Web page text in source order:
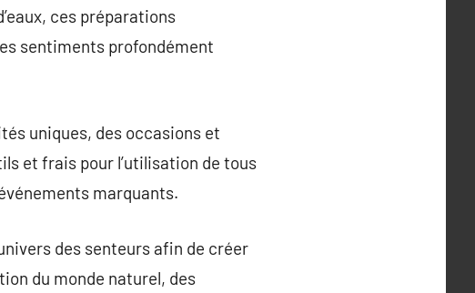
ces préparations
sentiments profondément
uniques, des occasions et
et frais pour l’utilisation de tous
marquants.
des senteurs afin de créer
du monde naturel, des